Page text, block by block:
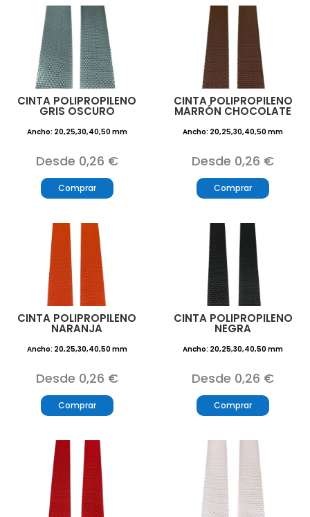
CINTA POLIPROPILENO
GRIS OSCURO
Ancho: 20,25,30,40,50 mm
Desde 0,26 €
Comprar
CINTA POLIPROPILENO
MARRÓN CHOCOLATE
Ancho: 20,25,30,40,50 mm
Desde 0,26 €
Comprar
CINTA POLIPROPILENO
NARANJA
Ancho: 20,25,30,40,50 mm
Desde 0,26 €
Comprar
CINTA POLIPROPILENO
NEGRA
Ancho: 20,25,30,40,50 mm
Desde 0,26 €
Comprar